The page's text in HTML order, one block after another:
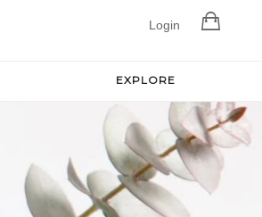
Login
EXPLORE